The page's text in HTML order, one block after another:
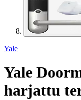
Yale
Yale
harjattu